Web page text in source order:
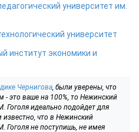
университет им.
университет
институт экономики и
Чернигова , были уверены, что
- это ваше на 100%, то Нежинский
Гоголя идеально подойдет для
что в Нежинский
Гоголя не поступишь, не имея